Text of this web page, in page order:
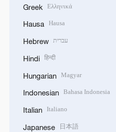
Greek Ελληνικά
Hausa Hausa
Hebrew עברית
Hindi हिन्दी
Hungarian Magyar
Indonesian Bahasa Indonesia
Italian Italiano
Japanese 日本語